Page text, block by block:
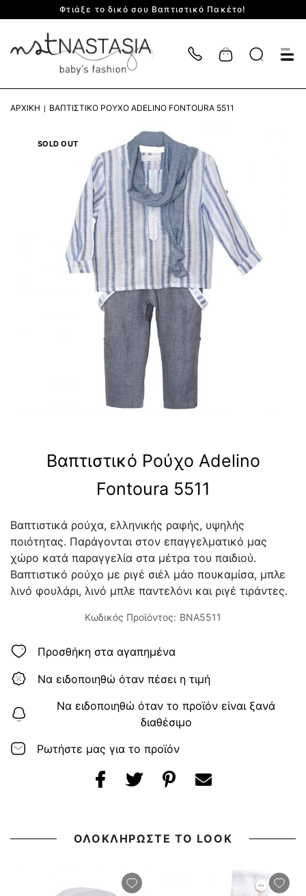
Φτιάξε το δικό σου Βαπτιστικό Πακέτο!
Cart
ΑΡΧΙΚΉ ΒΑΠΤΙΣΤΙΚΌ ΡΟΎΧΟ ADELINO FONTOURA 5511
SOLD OUT
Βαπτιστικό Ρούχο Adelino
Fontoura 5511
Βαπτιστικά ρούχα, ελληνικής ραφής, υψηλής
ποιότητας. Παράγονται στον επαγγελματικό μας
χώρο κατά παραγγελία στα μέτρα του παιδιού.
Βαπτιστικό ρούχο με ριγέ σιέλ μάο πουκαμίσα, μπλε
λινό φουλάρι, λινό μπλε παντελόνι και ριγέ τιράντες.
Κωδικός Προϊόντος: BNA5511
Προσθήκη στα αγαπημένα
Να ειδοποιηθώ όταν πέσει η τιμή
Να ειδοποιηθώ όταν το προϊόν είναι ξανά
διαθέσιμο
Ρωτήστε μας για το προϊόν
ΟΛΟΚΛΗΡΩΣΤΕ ΤΟ LOOK